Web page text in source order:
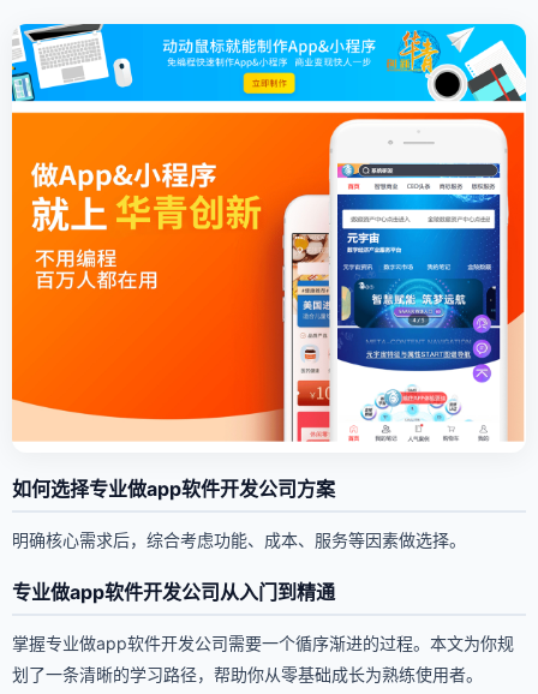
如何选择专业做app软件开发公司方案
明确核心需求后，综合考虑功能、成本、服务等因素做选择。
专业做app软件开发公司从入门到精通
掌握专业做app软件开发公司需要一个循序渐进的过程。本文为你规
划了一条清晰的学习路径，帮助你从零基础成长为熟练使用者。